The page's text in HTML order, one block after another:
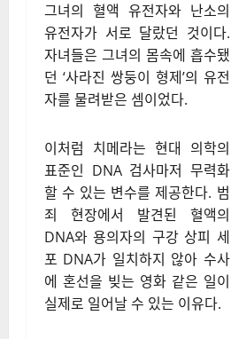
그녀의 혈액 유전자와 난소의
유전자가 서로 달랐던 것이다.
자녀들은 그녀의 몸속에 흡수됐
던 ‘사라진 쌍둥이 형제’의 유전
자를 물려받은 셈이었다.
이처럼 치메라는 현대 의학의
표준인 DNA 검사마저 무력화
할 수 있는 변수를 제공한다. 범
죄 현장에서 발견된 혈액의
DNA와 용의자의 구강 상피 세
포 DNA가 일치하지 않아 수사
에 혼선을 빚는 영화 같은 일이
실제로 일어날 수 있는 이유다.